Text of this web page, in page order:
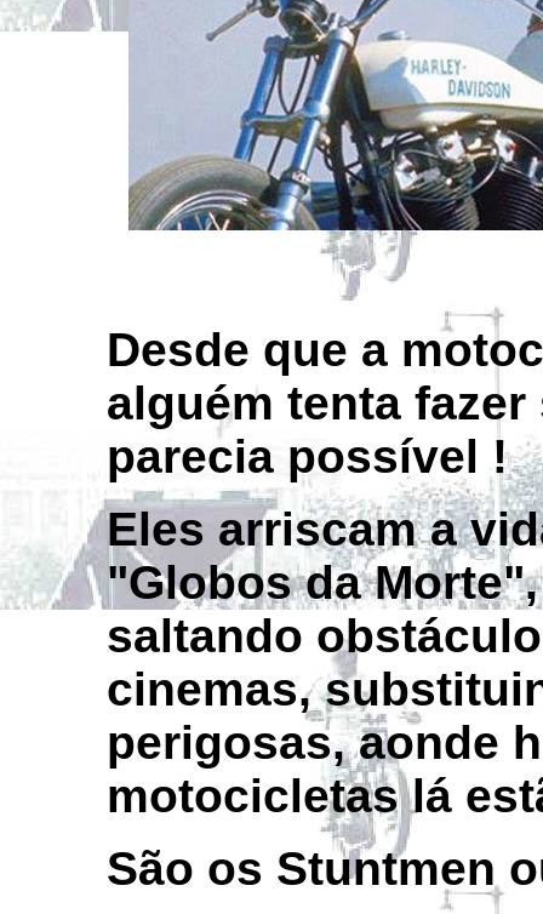
Desde que a
alguém tenta
parecia possível !
Eles arriscam a
"Globos da
saltando
cinemas,
perigosas, aonde
motocicletas lá
São os Stuntmen